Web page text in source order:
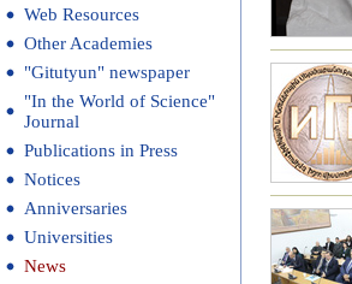
Web Resources
Other Academies
"Gitutyun" newspaper
"In the World of Science"
Journal
Publications in Press
Notices
Anniversaries
Universities
News